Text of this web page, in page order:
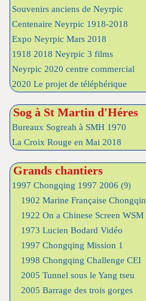
Souvenirs anciens de Neyrpic
Centenaire Neyrpic 1918-2018
Expo Neyrpic Mars 2018
1918 2018 Neyrpic 3 films
Neyrpic 2020 centre commercial
2020 Le projet de téléphérique
Sog à St Martin d'Héres
Bureaux Sogreah à SMH 1970
La Croix Rouge en Mai 2018
Grands chantiers
1997 Chongqing 1997 2006 (9)
1902 Marine Française Chongqin
1922 On a Chinese Screen WSM
1973 Lucien Bodard Vidéo
1997 Chongqing Mission 1
1998 Chongqing Challenge CEI
2005 Tunnel sous le Yang tseu
2005 Barrage des trois gorges